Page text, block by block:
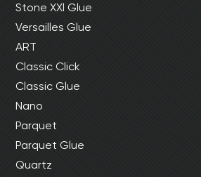
Stone XXl Glue
Versailles Glue
ART
Classic Click
Classic Glue
Nano
Parquet
Parquet Glue
Quartz